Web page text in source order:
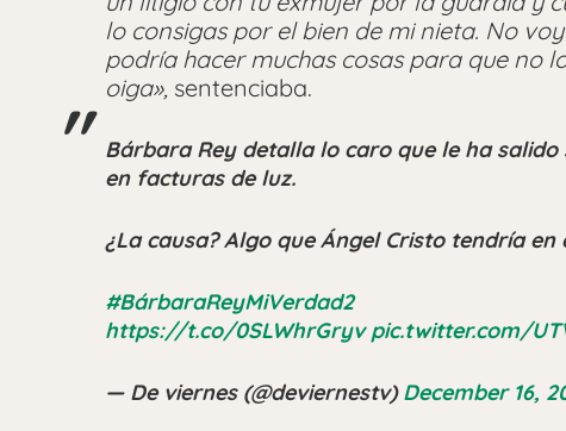
lo consigas por el bien de mi nieta. No
podría hacer muchas cosas para que no
oiga», sentenciaba.
Bárbara Rey detalla lo caro que le ha
en facturas de luz.
¿La causa? Algo que Ángel Cristo tendría en
#BárbaraReyMiVerdad2
https://t.co/0SLWhrGryv pic.twitter.com/
— De viernes (@deviernestv)December 16,